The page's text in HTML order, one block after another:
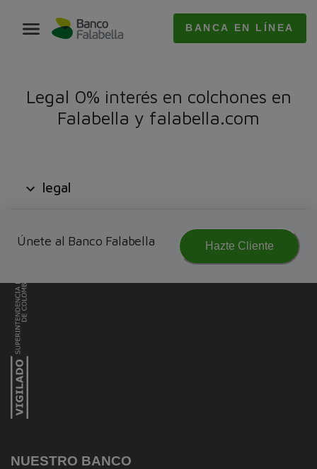
BANCA EN LÍNEA
Legal 0% interés en colchones en
Falabella y falabella.com
legal
Únete al Banco Falabella Hazte Cliente
NUESTRO BANCO